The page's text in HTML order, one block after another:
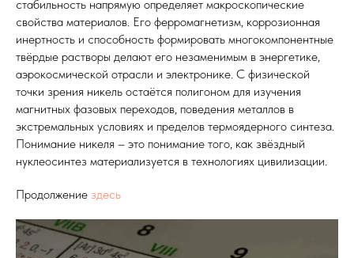
стабильность напрямую определяет макроскопические
свойства материалов. Его ферромагнетизм, коррозионная
инертность и способность формировать многокомпонентные
твёрдые растворы делают его незаменимым в энергетике,
аэрокосмической отрасли и электронике. С физической
точки зрения никель остаётся полигоном для изучения
магнитных фазовых переходов, поведения металлов в
экстремальных условиях и пределов термоядерного синтеза.
Понимание никеля – это понимание того, как звёздный
нуклеосинтез материализуется в технологиях цивилизации.
Продолжение здесь